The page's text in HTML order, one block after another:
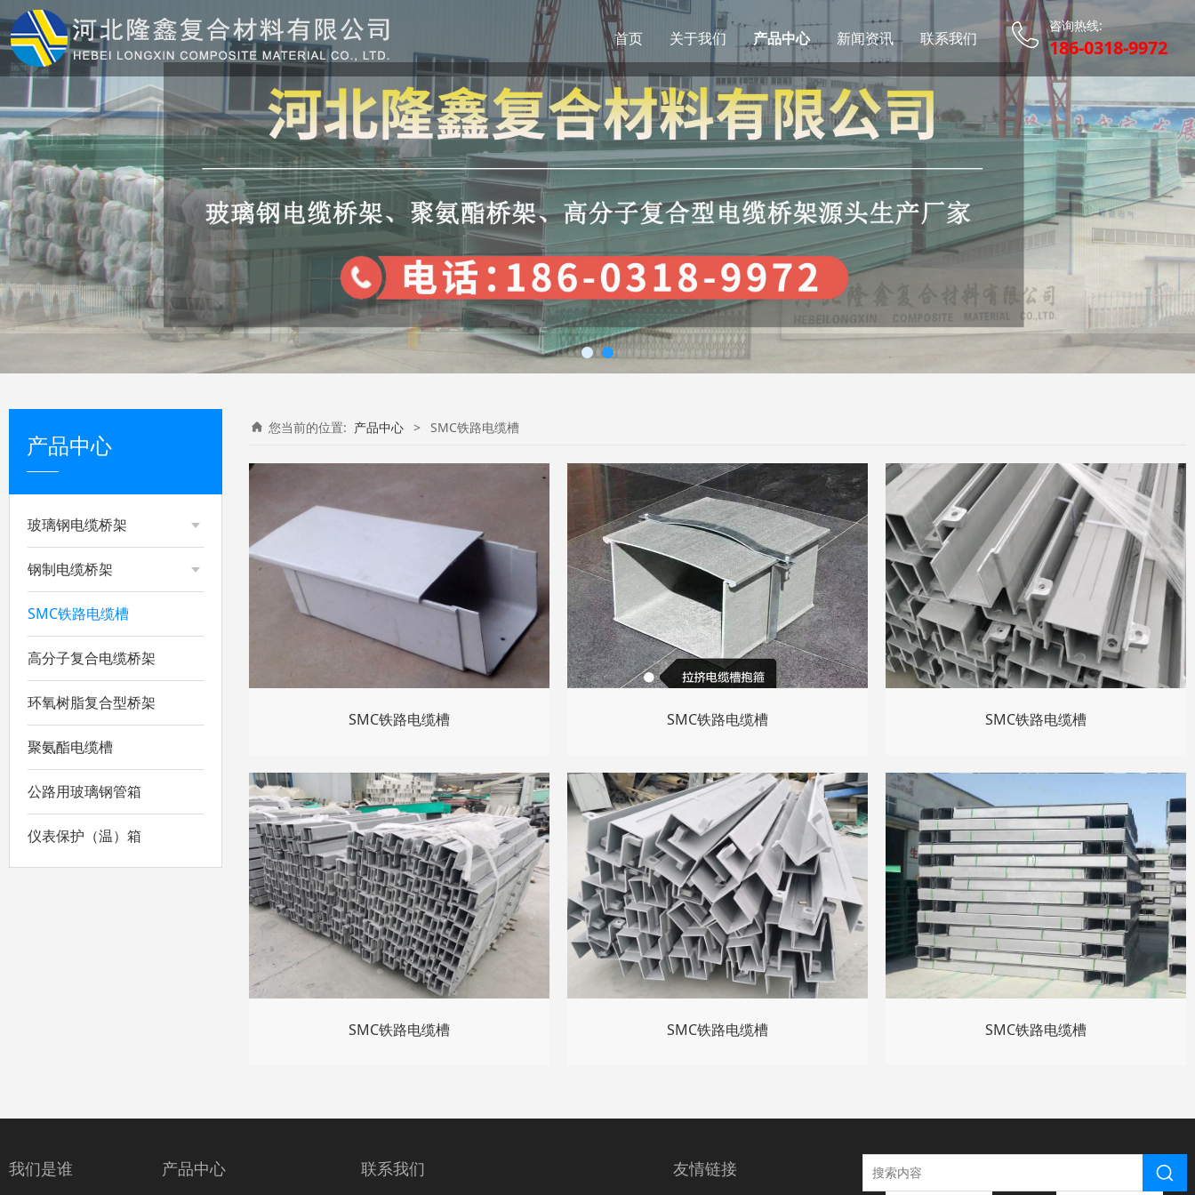
咨询热线:
186-0318-9972
首页 关于我们 产品中心 新闻资讯 联系我们
产品中心
玻璃钢电缆桥架
钢制电缆桥架
SMC铁路电缆槽
高分子复合电缆桥架
环氧树脂复合型桥架
聚氨酯电缆槽
公路用玻璃钢管箱
仪表保护（温）箱
您当前的位置: 产品中心 > SMC铁路电缆槽
SMC铁路电缆槽 SMC铁路电缆槽 SMC铁路电缆槽
SMC铁路电缆槽 SMC铁路电缆槽 SMC铁路电缆槽
我们是谁 产品中心 联系我们 友情链接